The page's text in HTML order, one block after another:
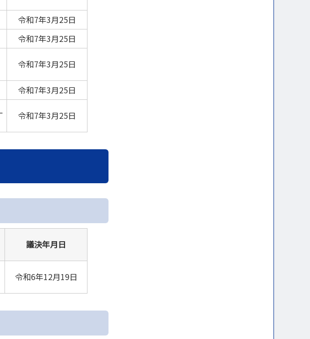
令和7年3月25日
令和7年3月25日
令和7年3月25日
令和7年3月25日
令和7年3月25日
議決年月日
令和6年12月19日